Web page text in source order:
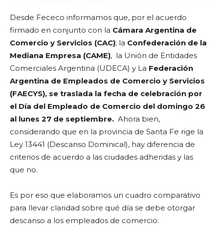
Desde Fececo informamos que, por el acuerdo
firmado en conjunto con la Cámara Argentina de
Comercio y Servicios (CAC); la Confederación de la
Mediana Empresa (CAME), la Unión de Entidades
Comerciales Argentina (UDECA) y La Federación
Argentina de Empleados de Comercio y Servicios
(FAECYS), se traslada la fecha de celebración por
el Día del Empleado de Comercio del domingo 26
al lunes 27 de septiembre. Ahora bien,
considerando que en la provincia de Santa Fe rige la
Ley 13441 (Descanso Dominical), hay diferencia de
criterios de acuerdo a las ciudades adheridas y las
que no.
Es por eso que elaboramos un cuadro comparativo
para llevar claridad sobre qué día se debe otorgar
descanso a los empleados de comercio: